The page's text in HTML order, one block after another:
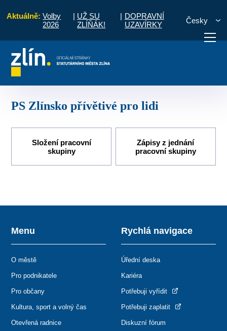
Aktuálně: Volby
2026
| UŽ SU
ZLÍŇÁK!
| DOPRAVNÍ
UZAVÍRKY
Česky
vyřídit Potřebuji zaplatit
PS Zlínsko přívětivé pro lidi
Složení pracovní
skupiny
Zápisy z jednání
pracovní skupiny
Menu
O městě
Pro podnikatele
Pro občany
Kultura, sport a volný čas
Otevřená radnice
Rychlá navigace
Úřední deska
Kariéra
Potřebuji vyřídit
Potřebuji zaplatit
Diskuzní fórum